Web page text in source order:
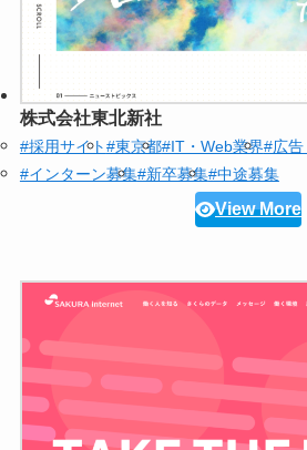
株式会社東北新社
#採用サイト#東京都#IT・Web業界#広告
#インターン募集#新卒募集#中途募集
View More